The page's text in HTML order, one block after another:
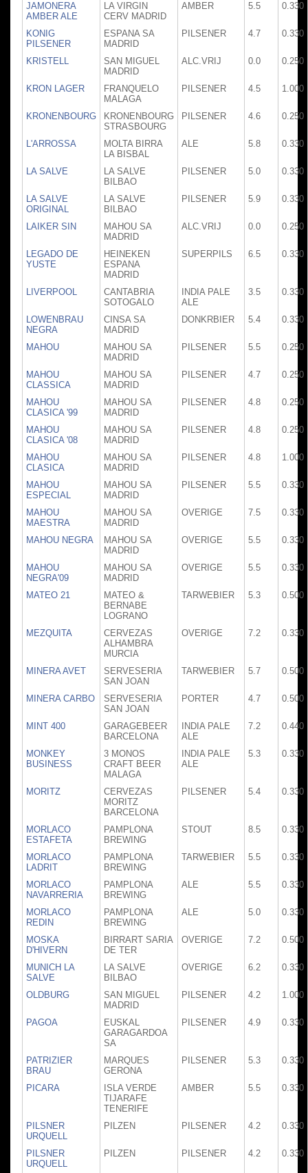
JAMONERA
AMBER ALE
LA VIRGIN
CERV MADRID
AMBER 5.5 0.330
KONIG
PILSENER
ESPANA SA
MADRID
PILSENER 4.7 0.330
KRISTELL
SAN MIGUEL
MADRID
ALC.VRIJ 0.0 0.250
KRON LAGER
FRANQUELO
MALAGA
PILSENER 4.5 1.000
KRONENBOURG
KRONENBOURG
STRASBOURG
PILSENER 4.6 0.250
L'ARROSSA
MOLTA BIRRA
LA BISBAL
ALE 5.8 0.330
LA SALVE
LA SALVE
BILBAO
PILSENER 5.0 0.330
LA SALVE
ORIGINAL
LA SALVE
BILBAO
PILSENER 5.9 0.330
LAIKER SIN
MAHOU SA
MADRID
ALC.VRIJ 0.0 0.250
LEGADO DE
YUSTE
HEINEKEN
ESPANA
MADRID
SUPERPILS 6.5 0.330
LIVERPOOL
CANTABRIA
SOTOGALO
INDIA PALE
ALE
3.5 0.330
LOWENBRAU
NEGRA
CINSA SA
MADRID
DONKRBIER 5.4 0.330
MAHOU
MAHOU SA
MADRID
PILSENER 5.5 0.250
MAHOU
CLASSICA
MAHOU SA
MADRID
PILSENER 4.7 0.250
MAHOU
CLASICA '99
MAHOU SA
MADRID
PILSENER 4.8 0.250
MAHOU
CLASICA '08
MAHOU SA
MADRID
PILSENER 4.8 0.250
MAHOU
CLASICA
MAHOU SA
MADRID
PILSENER 4.8 1.000
MAHOU
ESPECIAL
MAHOU SA
MADRID
PILSENER 5.5 0.330
MAHOU
MAESTRA
MAHOU SA
MADRID
OVERIGE 7.5 0.330
MAHOU NEGRA
MAHOU SA
MADRID
OVERIGE 5.5 0.330
MAHOU
NEGRA'09
MAHOU SA
MADRID
OVERIGE 5.5 0.330
MATEO 21
MATEO &
BERNABE
LOGRANO
TARWEBIER 5.3 0.500
MEZQUITA
CERVEZAS
ALHAMBRA
MURCIA
OVERIGE 7.2 0.330
MINERA AVET
SERVESERIA
SAN JOAN
TARWEBIER 5.7 0.500
MINERA CARBO
SERVESERIA
SAN JOAN
PORTER 4.7 0.500
MINT 400
GARAGEBEER
BARCELONA
INDIA PALE
ALE
7.2 0.440
MONKEY
BUSINESS
3 MONOS
CRAFT BEER
MALAGA
INDIA PALE
ALE
5.3 0.330
MORITZ
CERVEZAS
MORITZ
BARCELONA
PILSENER 5.4 0.330
MORLACO
ESTAFETA
PAMPLONA
BREWING
STOUT 8.5 0.330
MORLACO
LADRIT
PAMPLONA
BREWING
TARWEBIER 5.5 0.330
MORLACO
NAVARRERIA
PAMPLONA
BREWING
ALE 5.5 0.330
MORLACO
REDIN
PAMPLONA
BREWING
ALE 5.0 0.330
MOSKA
D'HIVERN
BIRRART SARIA
DE TER
OVERIGE 7.2 0.500
MUNICH LA
SALVE
LA SALVE
BILBAO
OVERIGE 6.2 0.330
OLDBURG
SAN MIGUEL
MADRID
PILSENER 4.2 1.000
PAGOA
EUSKAL
GARAGARDOA
SA
PILSENER 4.9 0.330
PATRIZIER
BRAU
MARQUES
GERONA
PILSENER 5.3 0.330
PICARA
ISLA VERDE
TIJARAFE
TENERIFE
AMBER 5.5 0.330
PILSNER
URQUELL
PILZEN PILSENER 4.2 0.330
PILSNER
URQUELL
PILZEN PILSENER 4.2 0.330